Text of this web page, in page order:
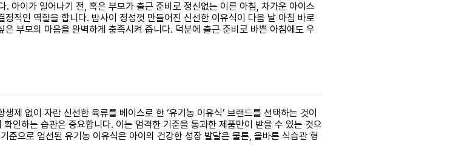
아이가 일어나기 전, 혹은 부모가 출근 준비로 정신없는 이른 아침, 차가운 아이스
적인 역할을 합니다. 밤사이 정성껏 만들어진 신선한 이유식이 다음 날 아침 바로
부모의 마음을 완벽하게 충족시켜 줍니다. 덕분에 출근 준비로 바쁜 아침에도 우
제 없이 자란 신선한 육류를 베이스로 한 ‘유기농 이유식’ 브랜드를 선택하는 것이
인하는 습관은 중요합니다. 이는 엄격한 기준을 통과한 제품만이 받을 수 있는 것으
으로 엄선된 유기농 이유식은 아이의 건강한 성장 발달은 물론, 올바른 식습관 형